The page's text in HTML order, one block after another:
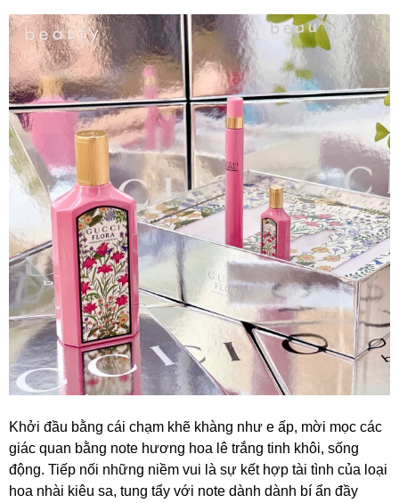
Khởi đầu bằng cái chạm khẽ khàng như e ấp, mời mọc các
giác quan bằng note hương hoa lê trắng tinh khôi, sống
động. Tiếp nối những niềm vui là sự kết hợp tài tình của loại
hoa nhài kiêu sa, tung tẩy với note dành dành bí ẩn đầy